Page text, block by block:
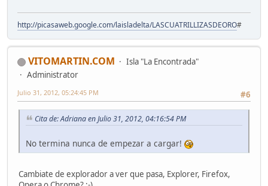
http://picasaweb.google.com/laisladelta/LASCUATRILLIZASDEORO#
VITOMARTIN.COM
Isla "La Encontrada"
Administrator
#6
Julio 31, 2012, 05:24:45 PM
Cita de: Adriana en Julio 31, 2012, 04:16:54 PM
No termina nunca de empezar a cargar!
Cambiate de explorador a ver que pasa, Explorer, Firefox,